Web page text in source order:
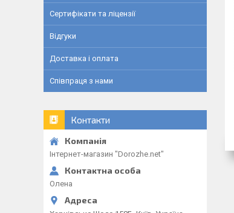
Сертифікати та ліцензії
Відгуки
Доставка і оплата
Співпраця з нами
Контакти
Інтернет-магазин "Dorozhe.net"
Олена